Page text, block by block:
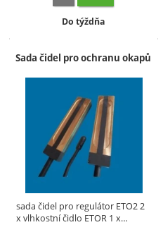
Dostupnosť:
Do týždňa
Sada čidel pro ochranu okapů
sada čidel pro regulátor ETO2 2
x vlhkostní čidlo ETOR 1 x…